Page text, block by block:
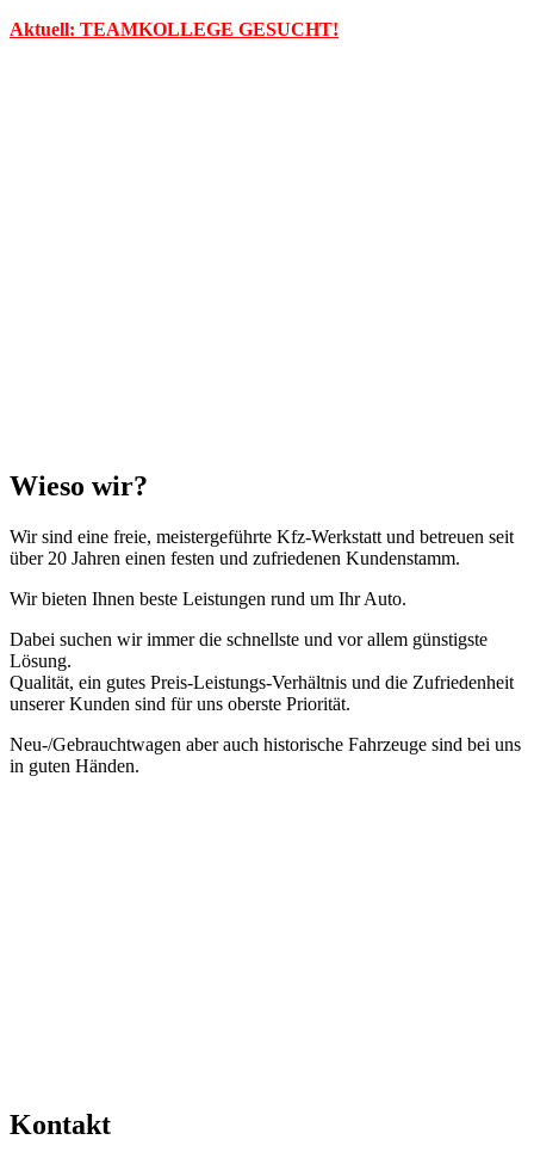
Aktuell: TEAMKOLLEGE GESUCHT!
Wieso wir?
Wir sind eine freie, meistergeführte Kfz-Werkstatt und betreuen seit
über 20 Jahren einen festen und zufriedenen Kundenstamm.
Wir bieten Ihnen beste Leistungen rund um Ihr Auto.
Dabei suchen wir immer die schnellste und vor allem günstigste
Lösung.
Qualität, ein gutes Preis-Leistungs-Verhältnis und die Zufriedenheit
unserer Kunden sind für uns oberste Priorität.
Neu-/Gebrauchtwagen aber auch historische Fahrzeuge sind bei uns
in guten Händen.
Kontakt